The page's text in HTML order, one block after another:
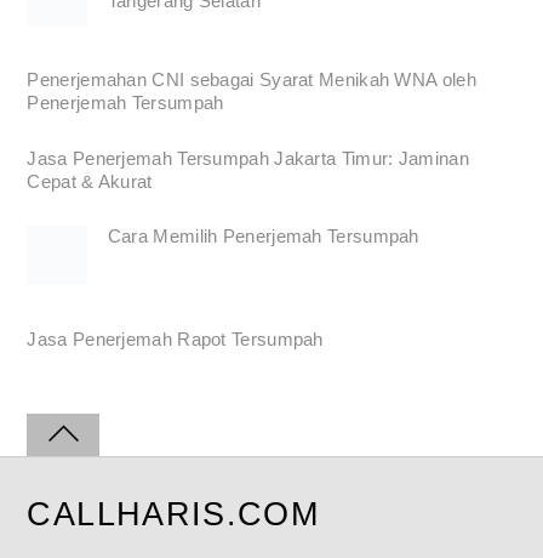
Penerjemahan CNI sebagai Syarat Menikah WNA oleh
Penerjemah Tersumpah
Jasa Penerjemah Tersumpah Jakarta Timur: Jaminan
Cepat & Akurat
Cara Memilih Penerjemah Tersumpah
Jasa Penerjemah Rapot Tersumpah
CALLHARIS.COM